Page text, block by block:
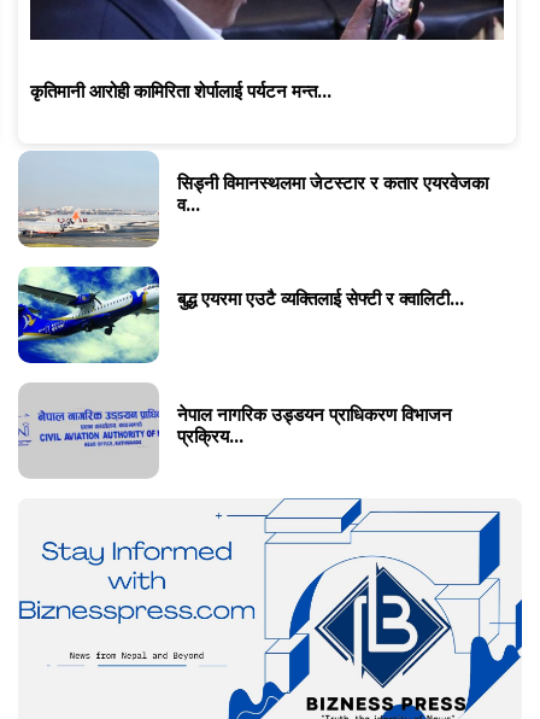
कृतिमानी आरोही कामिरिता शेर्पालाई पर्यटन मन्त...
सिड्नी विमानस्थलमा जेटस्टार र कतार एयरवेजका
व...
बुद्ध एयरमा एउटै व्यक्तिलाई सेफ्टी र क्वालिटी...
नेपाल नागरिक उड्डयन प्राधिकरण विभाजन
प्रक्रिय...